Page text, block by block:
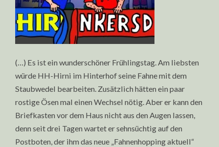
(…) Es ist ein wunderschöner Frühlingstag. Am liebsten
würde HH-Hirni im Hinterhof seine Fahne mit dem
Staubwedel bearbeiten. Zusätzlich hätten ein paar
rostige Ösen mal einen Wechsel nötig. Aber er kann den
Briefkasten vor dem Haus nicht aus den Augen lassen,
denn seit drei Tagen wartet er sehnsüchtig auf den
Postboten, der ihm das neue „Fahnenhopping aktuell“